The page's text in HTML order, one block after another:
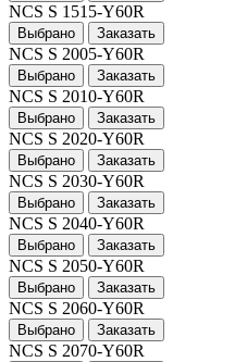
NCS S 1515-Y60R
Выбрано Заказать
NCS S 2005-Y60R
Выбрано Заказать
NCS S 2010-Y60R
Выбрано Заказать
NCS S 2020-Y60R
Выбрано Заказать
NCS S 2030-Y60R
Выбрано Заказать
NCS S 2040-Y60R
Выбрано Заказать
NCS S 2050-Y60R
Выбрано Заказать
NCS S 2060-Y60R
Выбрано Заказать
NCS S 2070-Y60R